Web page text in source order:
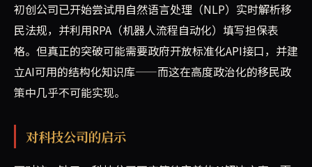
初创公司已开始尝试用自然语言处理（NLP）实时解析移
民法规，并利用RPA（机器人流程自动化）填写担保表
格。但真正的突破可能需要政府开放标准化API接口，并建
立AI可用的结构化知识库——而这在高度政治化的移民政
策中几乎不可能实现。
对科技公司的启示